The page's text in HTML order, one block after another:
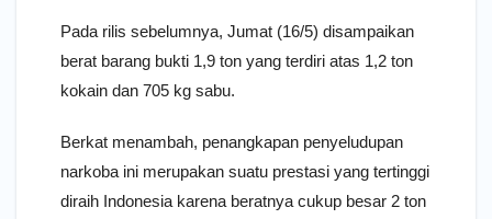
Pada rilis sebelumnya, Jumat (16/5) disampaikan
berat barang bukti 1,9 ton yang terdiri atas 1,2 ton
kokain dan 705 kg sabu.
Berkat menambah, penangkapan penyeludupan
narkoba ini merupakan suatu prestasi yang tertinggi
diraih Indonesia karena beratnya cukup besar 2 ton